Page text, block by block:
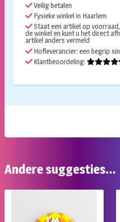
Veilig betalen
Fysieke winkel in Haarlem
Staat een artikel op
de winkel en kunt u het direct
artikel anders vermeld
Hofleverancier: een begrip
Klantbeoordeling:
Andere suggesties…